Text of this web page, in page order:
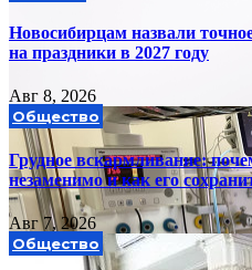
Новосибирцам назвали
на праздники в 2027 году
Авг 8, 2026
Общество
Грудное вскармливание:
незаменимо и как его
Авг 7, 2026
Общество